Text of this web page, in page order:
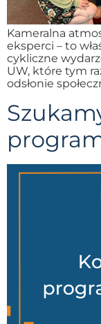
Kameralna
eksperci – to
cykliczne
UW, które tym
odsłonie